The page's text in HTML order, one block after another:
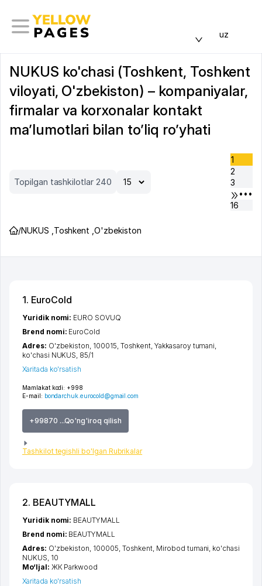
uz
NUKUS ko'chasi (Toshkent, Toshkent
viloyati, O'zbekiston) – kompaniyalar,
firmalar va korxonalar kontakt
ma’lumotlari bilan to’liq ro’yhati
Topilgan tashkilotlar 240
1
2
3
•••
16
/NUKUS Toshkent ,O'zbekiston
1. EuroCold
Mamlakat kodi: +998
E-mail: bondarchuk.eurocold@gmail.com
+99870 ...Qo'ng'iroq qilish
Tashkilot tegishli bo'lgan Rubrikalar
Yuridik nomi: EURO SOVUQ
Brend nomi: EuroCold
Adres: O'zbekiston, 100015, Toshkent ,Yakkasaroy tumani
ko'chasi NUKUS , 85/1
Xaritada ko'rsatish
2. BEAUTYMALL
Yuridik nomi: BEAUTYMALL
Brend nomi: BEAUTYMALL
Adres: O'zbekiston, 100005, Toshkent, Mirobod tumani, ko'chasi
NUKUS, 10
Mo‘ljal: ЖК Раrkwood
Xaritada ko'rsatish